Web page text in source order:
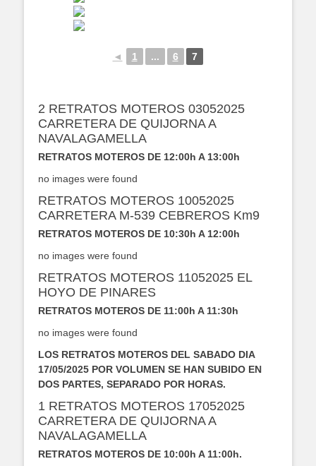
◄ 1 ... 6 7
2 RETRATOS MOTEROS 03052025
CARRETERA DE QUIJORNA A
NAVALAGAMELLA
RETRATOS MOTEROS DE 12:00h A 13:00h
no images were found
RETRATOS MOTEROS 10052025
CARRETERA M-539 CEBREROS Km9
RETRATOS MOTEROS DE 10:30h A 12:00h
no images were found
RETRATOS MOTEROS 11052025 EL
HOYO DE PINARES
RETRATOS MOTEROS DE 11:00h A 11:30h
no images were found
LOS RETRATOS MOTEROS DEL SABADO DIA
17/05/2025 POR VOLUMEN SE HAN SUBIDO EN
DOS PARTES, SEPARADO POR HORAS.
1 RETRATOS MOTEROS 17052025
CARRETERA DE QUIJORNA A
NAVALAGAMELLA
RETRATOS MOTEROS DE 10:00h A 11:00h.